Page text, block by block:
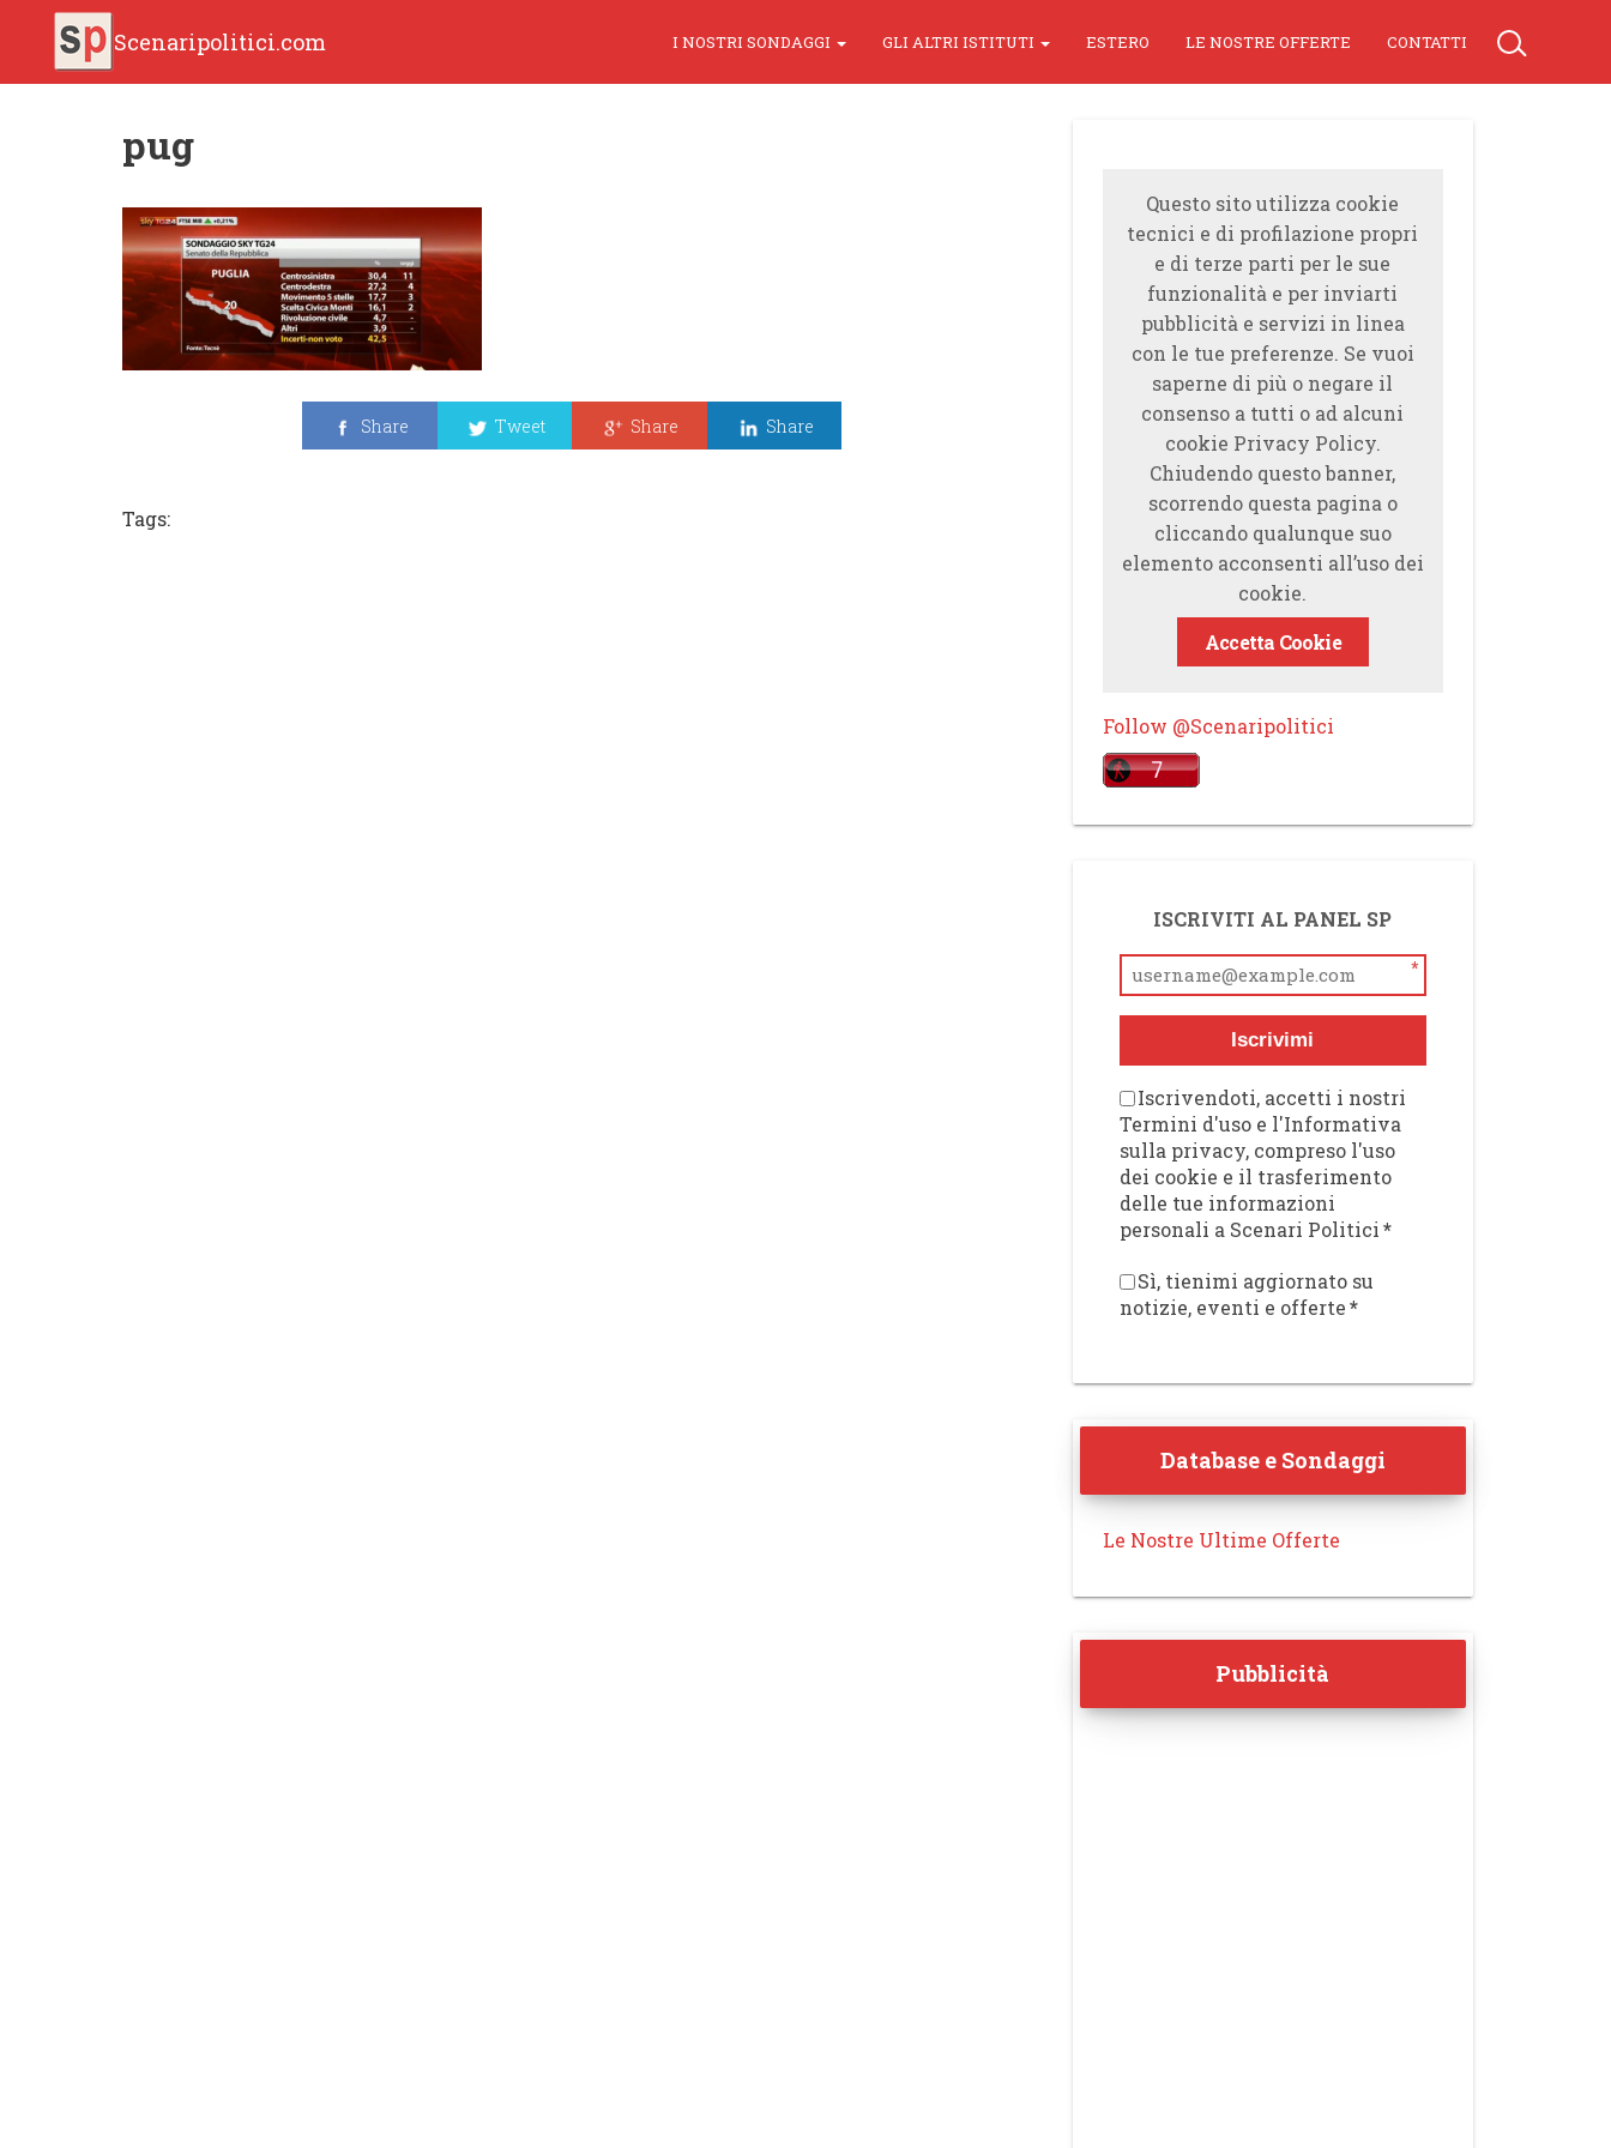
Scenaripolitici.com I NOSTRI SONDAGGI GLI ALTRI ISTITUTI ESTERO LE NOSTRE OFFERTE CONTATTI
pug
Share Tweet Share Share
Tags:
Questo sito utilizza cookie
tecnici e di profilazione propri
e di terze parti per le sue
funzionalità e per inviarti
pubblicità e servizi in linea
con le tue preferenze. Se vuoi
saperne di più o negare il
consenso a tutti o ad alcuni
cookie Privacy Policy.
Chiudendo questo banner,
scorrendo questa pagina o
cliccando qualunque suo
elemento acconsenti all’uso dei
cookie.
Accetta Cookie
Follow @Scenaripolitici
ISCRIVITI AL PANEL SP
*
Iscrivimi
Iscrivendoti, accetti i nostri
Termini d'uso e l'Informativa
sulla privacy, compreso l'uso
dei cookie e il trasferimento
delle tue informazioni
personali a Scenari Politici*
Sì, tienimi aggiornato su
notizie, eventi e offerte*
Database e Sondaggi
Le Nostre Ultime Offerte
Pubblicità